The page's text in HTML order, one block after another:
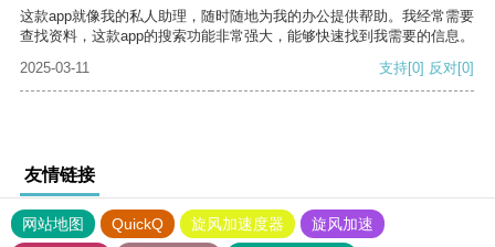
这款app就像我的私人助理，随时随地为我的办公提供帮助。我经常需要
查找资料，这款app的搜索功能非常强大，能够快速找到我需要的信息。
2025-03-11
支持[0] 反对[0]
友情链接
网站地图 QuickQ 旋风加速度器
旋风加速